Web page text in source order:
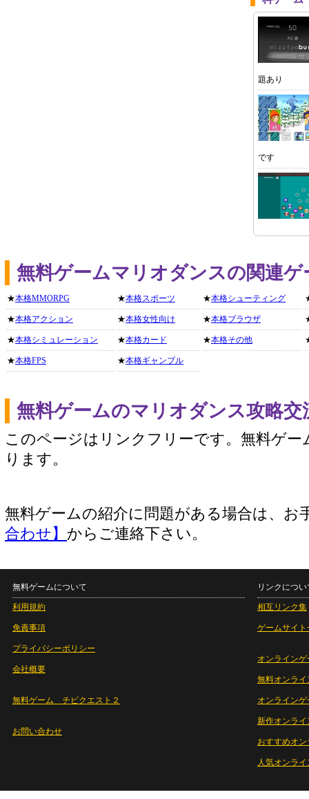
題あり
です
無料ゲームマリオダンスの関連
★本格MMORPG
★本格アクション
★本格シミュレーション
★本格FPS
★本格スポーツ
★本格女性向け
★本格カード
★本格ギャンブル
★本格シューティング
★本格ブラウザ
★本格その他
無料ゲームのマリオダンス攻略
このページはリンクフリーです。無料ゲー
ります。
無料ゲームの紹介に問題がある場合は、お
合わせ】 からご連絡下さい。
無料ゲームについて
利用規約
免責事項
プライバシーポリシー
会社概要
無料ゲーム チビクエスト２
お問い合わせ
リンクについ
相互リンク集
ゲームサイト
オンラインゲ
無料オンライ
オンライン
新作オンライ
おすすめオ
人気オンラ